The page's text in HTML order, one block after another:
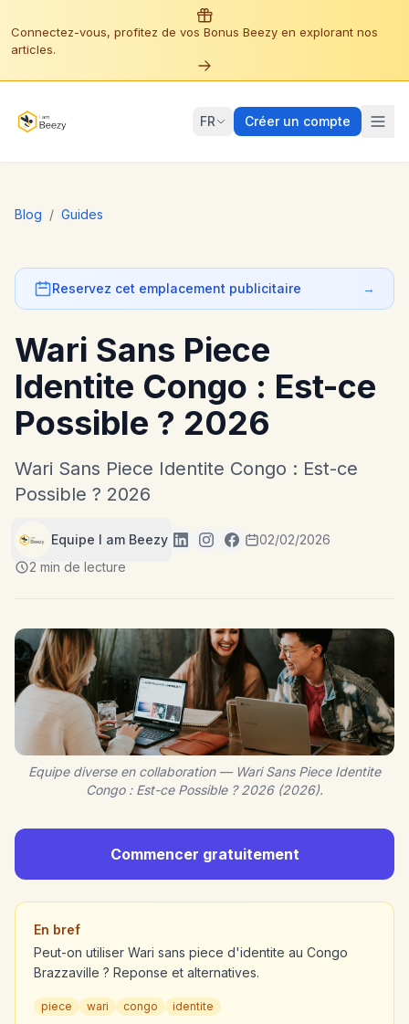
Connectez-vous, profitez de vos Bonus Beezy en explorant nos
articles.
FR Créer un compte
Blog / Guides
Reservez cet emplacement publicitaire →
Wari Sans Piece
Identite Congo : Est-ce
Possible ? 2026
Wari Sans Piece Identite Congo : Est-ce
Possible ? 2026
Equipe I am Beezy
02/02/2026
2 min de lecture
Equipe diverse en collaboration — Wari Sans Piece Identite
Congo : Est-ce Possible ? 2026 (2026).
Commencer gratuitement
En bref
Peut-on utiliser Wari sans piece d'identite au Congo
Brazzaville ? Reponse et alternatives.
piece wari congo identite